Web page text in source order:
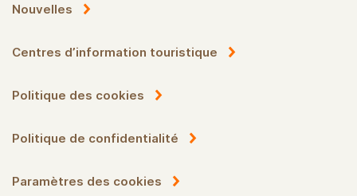
Nouvelles
Centres d’information touristique
Politique des cookies
Politique de confidentialité
Paramètres des cookies